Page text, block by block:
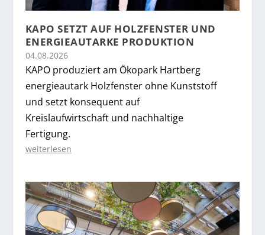
KAPO SETZT AUF HOLZFENSTER UND
ENERGIEAUTARKE PRODUKTION
04.08.2026
KAPO produziert am Ökopark Hartberg
energieautark Holzfenster ohne Kunststoff
und setzt konsequent auf
Kreislaufwirtschaft und nachhaltige
Fertigung.
weiterlesen